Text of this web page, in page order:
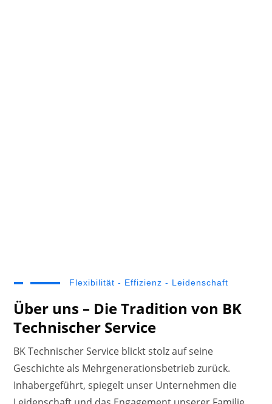
Flexibilität - Effizienz - Leidenschaft
Über uns – Die Tradition von BK
Technischer Service
BK Technischer Service blickt stolz auf seine
Geschichte als Mehrgenerationsbetrieb zurück.
Inhabergeführt, spiegelt unser Unternehmen die